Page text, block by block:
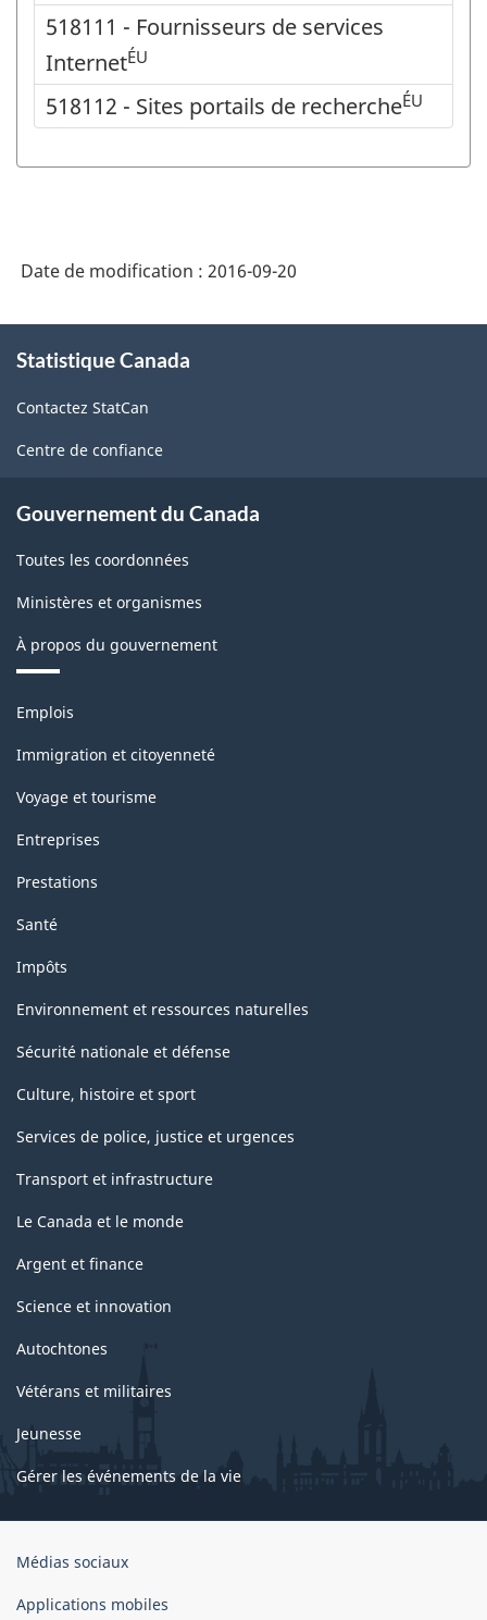
518111 - Fournisseurs de services
InternetÉU
518112 - Sites portails de rechercheÉU
Date de modification : 2016-09-20
propos
ce
site
Statistique Canada
Contactez StatCan
Centre de confiance
Gouvernement du Canada
Toutes les coordonnées
Ministères et organismes
À propos du gouvernement
Thèmes
sujets
Emplois
Immigration et citoyenneté
Voyage et tourisme
Entreprises
Prestations
Santé
Impôts
Environnement et ressources naturelles
Sécurité nationale et défense
Culture, histoire et sport
Services de police, justice et urgences
Transport et infrastructure
Le Canada et le monde
Argent et finance
Science et innovation
Autochtones
Vétérans et militaires
Jeunesse
Gérer les événements de la vie
Organisation
gouvernement
Médias sociaux
Applications mobiles